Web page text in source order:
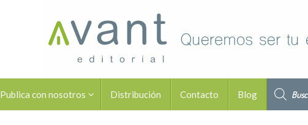
Publica con nosotros Distribución Contacto Blog